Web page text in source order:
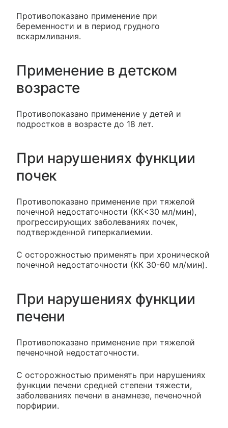
Противопоказано применение при
беременности и в период грудного
вскармливания.
Применение в детском
возрасте
Противопоказано применение у детей и
подростков в возрасте до 18 лет.
При нарушениях функции
почек
Противопоказано применение при тяжелой
почечной недостаточности (КК<30 мл/мин),
прогрессирующих заболеваниях почек,
подтвержденной гиперкалиемии.
С осторожностью применять при хронической
почечной недостаточности (КК 30-60 мл/мин).
При нарушениях функции
печени
Противопоказано применение при тяжелой
печеночной недостаточности.
С осторожностью применять при нарушениях
функции печени средней степени тяжести,
заболеваниях печени в анамнезе, печеночной
порфирии.